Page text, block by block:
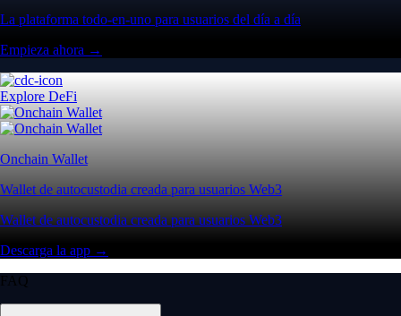
La plataforma todo-en-uno para usuarios del día a día
Empieza ahora →
Explore DeFi
Onchain Wallet
Wallet de autocustodia creada para usuarios Web3
Wallet de autocustodia creada para usuarios Web3
Descarga la app →
FAQ